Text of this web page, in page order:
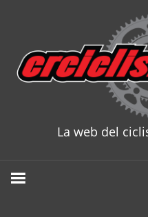
content
La web del